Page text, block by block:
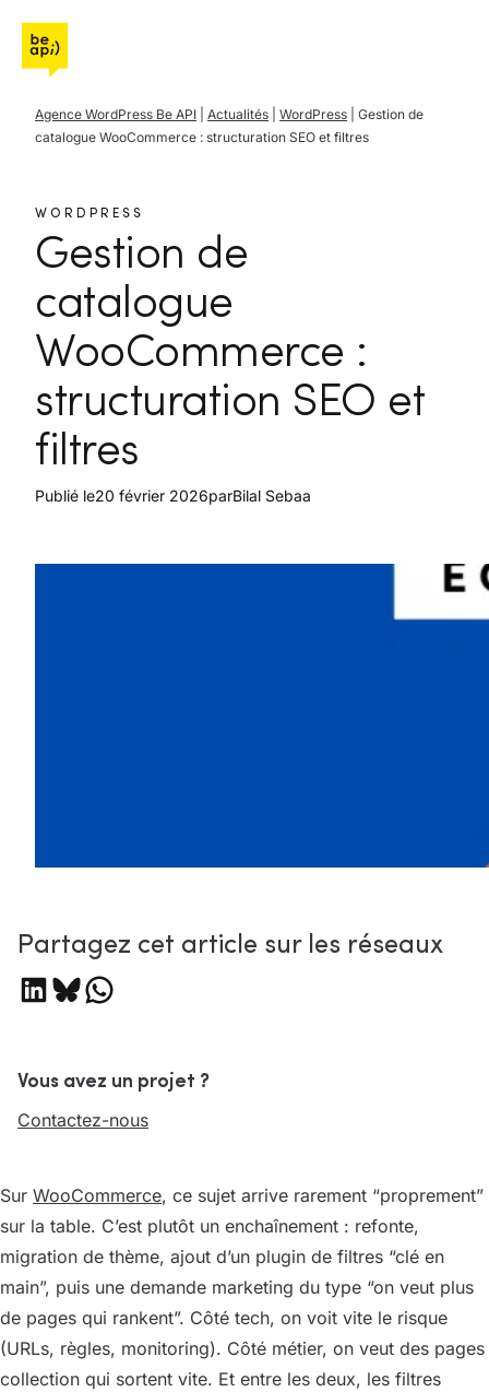
Agence WordPress Be API Actualités WordPress
Gestion de
catalogue WooCommerce : structuration SEO et filtres
WORDPRESS
Gestion de
catalogue
WooCommerce :
structuration SEO et
filtres
Publié le20 février 2026parBilal Sebaa
Sur WooCommerce, ce sujet arrive rarement “proprement”
sur la table. C’est plutôt un enchaînement : refonte,
migration de thème, ajout d’un plugin de filtres “clé en
main”, puis une demande marketing du type “on veut plus
de pages qui rankent”. Côté tech, on voit vite le risque
(URLs, règles, monitoring). Côté métier, on veut des pages
collection qui sortent vite. Et entre les deux, les filtres
Partagez cet article sur les réseaux
Partager sur LinkedIn Partager sur Bluesky Partager sur WhatsApp
Vous avez un projet ?
Contactez-nous